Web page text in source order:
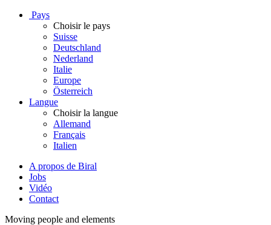
Pays
Choisir le pays
Suisse
Deutschland
Nederland
Italie
Europe
Österreich
Langue
Choisir la langue
Allemand
Français
Italien
A propos de Biral
Jobs
Vidéo
Contact
Moving people and elements